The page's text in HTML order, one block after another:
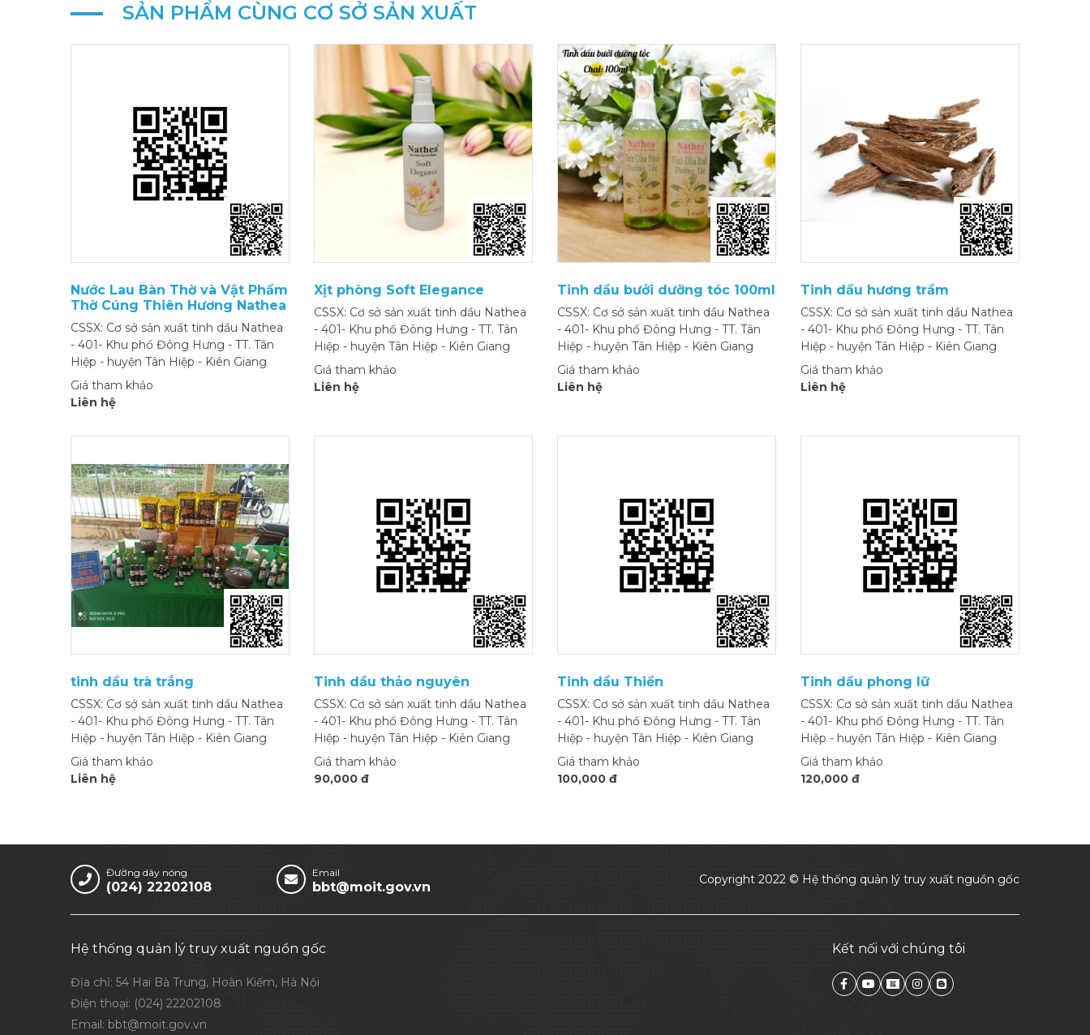
SẢN PHẨM CÙNG CƠ SỞ SẢN XUẤT
Nước Lau Bàn Thờ và Vật Phẩm
Thờ Cúng Thiên Hương Nathea
CSSX: Cơ sở sản xuất tinh dầu Nathea
- 401- Khu phố Đông Hưng - TT. Tân
Hiệp - huyện Tân Hiệp - Kiên Giang
Giá tham khảo
Liên hệ
Xịt phòng Soft Elegance
CSSX: Cơ sở sản xuất tinh dầu Nathea
- 401- Khu phố Đông Hưng - TT. Tân
Hiệp - huyện Tân Hiệp - Kiên Giang
Giá tham khảo
Liên hệ
Tinh dầu bưởi dưỡng tóc 100ml
CSSX: Cơ sở sản xuất tinh dầu Nathea
- 401- Khu phố Đông Hưng - TT. Tân
Hiệp - huyện Tân Hiệp - Kiên Giang
Giá tham khảo
Liên hệ
Tinh dầu hương trầm
CSSX: Cơ sở sản xuất tinh dầu Nathea
- 401- Khu phố Đông Hưng - TT. Tân
Hiệp - huyện Tân Hiệp - Kiên Giang
Giá tham khảo
Liên hệ
tinh dầu trà trắng
CSSX: Cơ sở sản xuất tinh dầu Nathea
- 401- Khu phố Đông Hưng - TT. Tân
Hiệp - huyện Tân Hiệp - Kiên Giang
Giá tham khảo
Liên hệ
Tinh dầu thảo nguyên
CSSX: Cơ sở sản xuất tinh dầu Nathea
- 401- Khu phố Đông Hưng - TT. Tân
Hiệp - huyện Tân Hiệp - Kiên Giang
Giá tham khảo
90,000 đ
Tinh dầu Thiền
CSSX: Cơ sở sản xuất tinh dầu Nathea
- 401- Khu phố Đông Hưng - TT. Tân
Hiệp - huyện Tân Hiệp - Kiên Giang
Giá tham khảo
100,000 đ
Tinh dầu phong lữ
CSSX: Cơ sở sản xuất tinh dầu Nathea
- 401- Khu phố Đông Hưng - TT. Tân
Hiệp - huyện Tân Hiệp - Kiên Giang
Giá tham khảo
120,000 đ
Đường dây nóng
(024) 22202108
Email
bbt@moit.gov.vn
Copyright 2022 © Hệ thống quản lý truy xuất nguồn gốc
Hệ thống quản lý truy xuất nguồn gốc
Địa chỉ: 54 Hai Bà Trưng, Hoàn Kiếm, Hà Nội
Điện thoại: (024) 22202108
Email: bbt@moit.gov.vn
Kết nối với chúng tôi